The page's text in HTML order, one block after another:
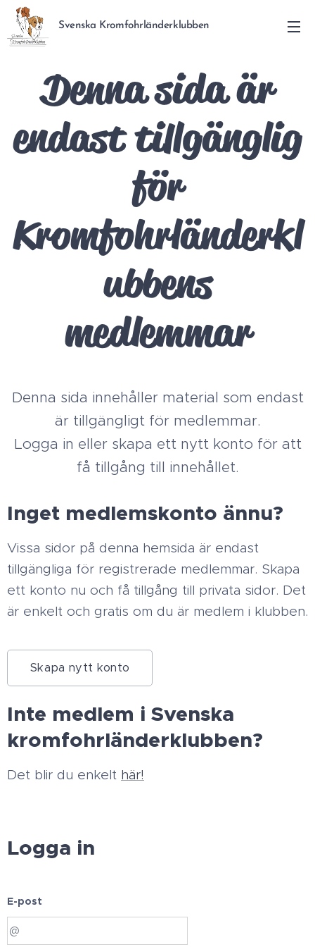
Svenska Kromfohrländerklubben
Denna sida är
endast tillgänglig
för
Kromfohrländerkl
ubbens
medlemmar
Denna sida innehåller material som endast
är tillgängligt för medlemmar.
Logga in eller skapa ett nytt konto för att
få tillgång till innehållet.
Inget medlemskonto ännu?
Vissa sidor på denna hemsida är endast
tillgängliga för registrerade medlemmar. Skapa
ett konto nu och få tillgång till privata sidor. Det
är enkelt och gratis om du är medlem i klubben.
Skapa nytt konto
Inte medlem i Svenska
kromfohrländerklubben?
Det blir du enkelt här!
Logga in
E-post